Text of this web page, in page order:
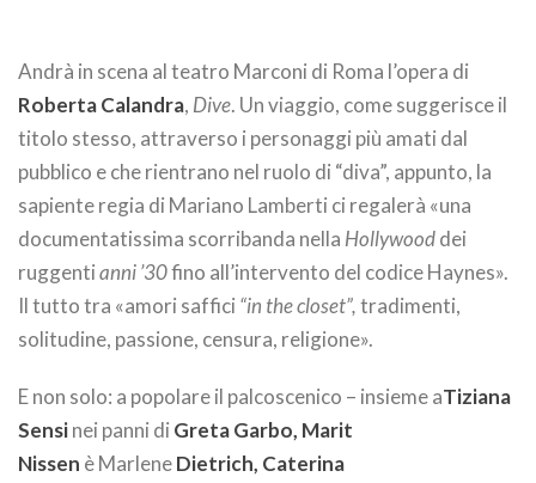
Andrà in scena al teatro Marconi di Roma l’opera di
Roberta Calandra, Dive. Un viaggio, come suggerisce il
titolo stesso, attraverso i personaggi più amati dal
pubblico e che rientrano nel ruolo di “diva”, appunto, la
sapiente regia di Mariano Lamberti ci regalerà «una
documentatissima scorribanda nella Hollywooddei
ruggentianni ’30fino all’intervento del codice Haynes».
Il tutto tra «amori saffici “in the closet”,tradimenti,
solitudine, passione, censura, religione».
E non solo: a popolare il palcoscenico – insieme aTiziana
Sensinei panni di Greta Garbo, Marit
Nissen è MarleneDietrich, Caterina